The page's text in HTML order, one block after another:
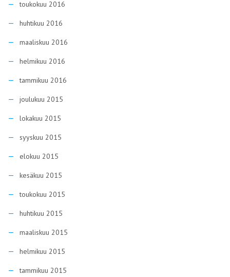
toukokuu 2016
huhtikuu 2016
maaliskuu 2016
helmikuu 2016
tammikuu 2016
joulukuu 2015
lokakuu 2015
syyskuu 2015
elokuu 2015
kesäkuu 2015
toukokuu 2015
huhtikuu 2015
maaliskuu 2015
helmikuu 2015
tammikuu 2015